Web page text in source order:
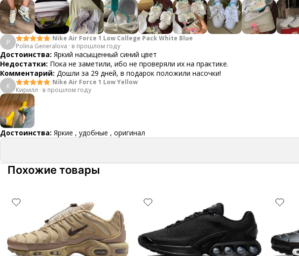
P
Nike Air Force 1 Low College Pack White Blue
Polina Generalova · в прошлом году
Достоинства: Яркий насыщенный синий цвет
Недостатки: Пока не заметили, ибо не проверяли их на практике.
Комментарий: Дошли за 29 дней, в подарок положили насочки!
К
Nike Air Force 1 Low Yellow
Кирилл · в прошлом году
Достоинства: Яркие , удобные , оригинал
Похожие товары